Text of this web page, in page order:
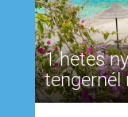
1 hetes
tengernél